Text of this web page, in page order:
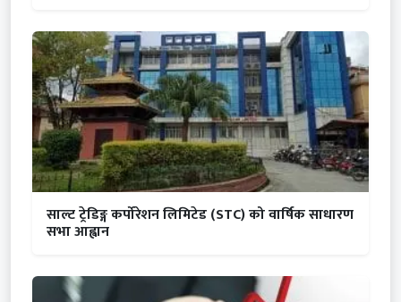
साल्ट ट्रेडिङ्ग कर्पोरेशन लिमिटेड (STC) को वार्षिक साधारण
सभा आह्वान